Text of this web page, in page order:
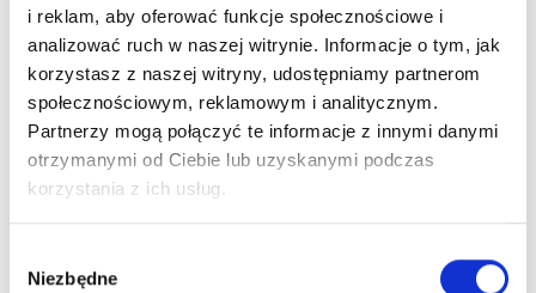
i reklam, aby oferować funkcje społecznościowe i
analizować ruch w naszej witrynie. Informacje o tym, jak
korzystasz z naszej witryny, udostępniamy partnerom
społecznościowym, reklamowym i analitycznym.
Partnerzy mogą połączyć te informacje z innymi danymi
otrzymanymi od Ciebie lub uzyskanymi podczas
korzystania z ich usług.
zgody
Niezbędne
Słuchawki bezprzewodowe to dzisiaj niemal standard –
używamy ich do rozmów, podczas treningów, pracy i
rozrywki. Ze względu na swoją konstrukcję i wrażliwą
elektronikę wymagają jednak szczególnej ostrożności
podczas czyszczenia. Oto jak zadbać o nie
kompleksowo i bezpiecznie.